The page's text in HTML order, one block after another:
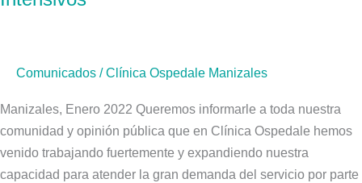
Comunicados /Clínica Ospedale Manizales
Manizales, Enero 2022 Queremos informarle a toda nuestra
comunidad y opinión pública que en Clínica Ospedale hemos
venido trabajando fuertemente y expandiendo nuestra
capacidad para atender la gran demanda del servicio por parte
Urgencias
Cuidados
Intensivos